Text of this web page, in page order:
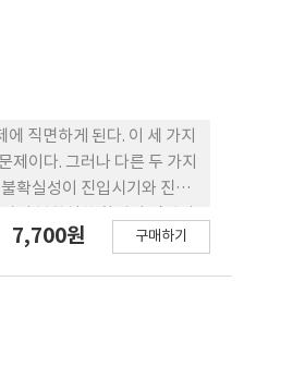
직면하게 된다. 이 세 가지
제이다. 그러나 다른 두 가지
확실성이 진입시기와 진입
능성을 발견하며, 진입시기
이 있지만, 기술적 자원이
방식의 조절효과가 발견되
7,700원 구매하기